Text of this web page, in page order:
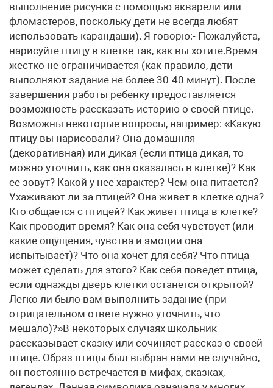
выполнение рисунка с помощью акварели или
фломастеров, поскольку дети не всегда любят
использовать карандаши). Я говорю:- Пожалуйста,
нарисуйте птицу в клетке так, как вы хотите.Время
жестко не ограничивается (как правило, дети
выполняют задание не более 30-40 минут). После
завершения работы ребенку предоставляется
возможность рассказать историю о своей птице.
Возможны некоторые вопросы, например: «Какую
птицу вы нарисовали? Она домашняя
(декоративная) или дикая (если птица дикая, то
можно уточнить, как она оказалась в клетке)? Как
ее зовут? Какой у нее характер? Чем она питается?
Ухаживают ли за птицей? Она живет в клетке одна?
Кто общается с птицей? Как живет птица в клетке?
Как проводит время? Как она себя чувствует (или
какие ощущения, чувства и эмоции она
испытывает)? Что она хочет для себя? Что птица
может сделать для этого? Как себя поведет птица,
если однажды дверь клетки останется открытой?
Легко ли было вам выполнить задание (при
отрицательном ответе нужно уточнить, что
мешало)?»В некоторых случаях школьник
рассказывает сказку или сочиняет рассказ о своей
птице. Образ птицы был выбран нами не случайно,
он постоянно встречается в мифах, сказках,